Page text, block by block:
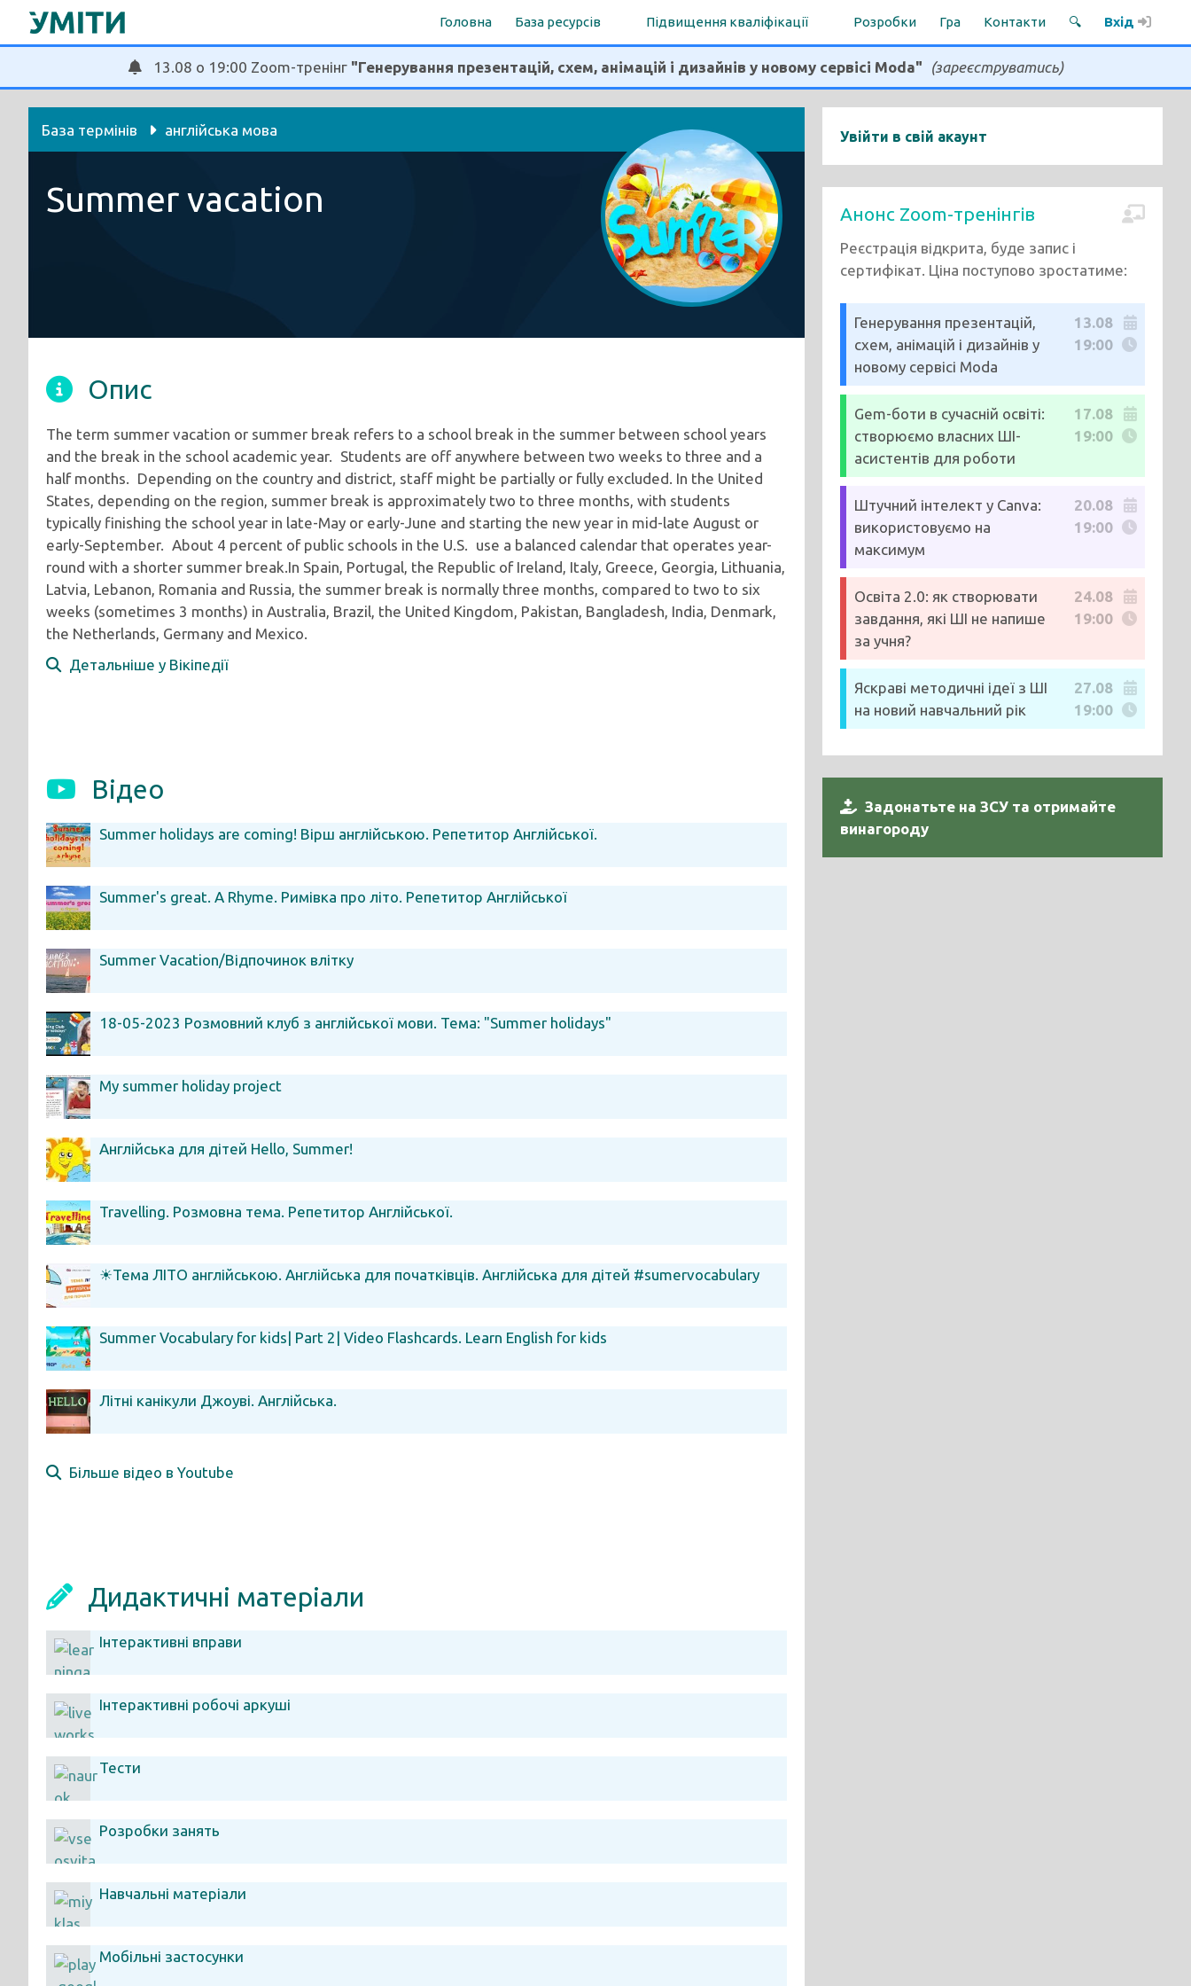
Перейти
Головна База ресурсів Підвищення кваліфікації Розробки Гра Контакти 🔍 Вхід
13.08 о 19:00 Zoom-тренінг "Генерування презентацій, схем, анімацій і дизайнів у новому сервісі Moda" (зареєструватись)
База термінів англійська мова
Summer vacation
Опис
The term summer vacation or summer break refers to a school break in the summer between school years
and the break in the school academic year. Students are off anywhere between two weeks to three and a
half months. Depending on the country and district, staff might be partially or fully excluded. In the United
States, depending on the region, summer break is approximately two to three months, with students
typically finishing the school year in late-May or early-June and starting the new year in mid-late August or
early-September. About 4 percent of public schools in the U.S. use a balanced calendar that operates year-
round with a shorter summer break.In Spain, Portugal, the Republic of Ireland, Italy, Greece, Georgia, Lithuania,
Latvia, Lebanon, Romania and Russia, the summer break is normally three months, compared to two to six
weeks (sometimes 3 months) in Australia, Brazil, the United Kingdom, Pakistan, Bangladesh, India, Denmark,
the Netherlands, Germany and Mexico.
Детальніше у Вікіпедії
Відео
Summer holidays are coming! Вірш англійською. Репетитор Англійської.
Summer's great. A Rhyme. Римівка про літо. Репетитор Англійської
Summer Vacation/Відпочинок влітку
18-05-2023 Розмовний клуб з англійської мови. Тема: "Summer holidays"
My summer holiday project
Англійська для дітей Hello, Summer!
Travelling. Розмовна тема. Репетитор Англійської.
☀Тема ЛІТО англійською. Англійська для початківців. Англійська для дітей #sumervocabulary
Summer Vocabulary for kids| Part 2| Video Flashcards. Learn English for kids
Літні канікули Джоуві. Англійська.
Більше відео в Youtube
Дидактичні матеріали
Інтерактивні вправи
Інтерактивні робочі аркуші
Тести
Розробки занять
Навчальні матеріали
Мобільні застосунки
Увійти в свій акаунт
Анонс Zoom-тренінгів
Реєстрація відкрита, буде запис і
сертифікат. Ціна поступово зростатиме:
Генерування презентацій,
схем, анімацій і дизайнів у
новому сервісі Moda
13.08
19:00
Gem-боти в сучасній освіті:
створюємо власних ШІ-
асистентів для роботи
17.08
19:00
Штучний інтелект у Canva:
використовуємо на
максимум
20.08
19:00
Освіта 2.0: як створювати
завдання, які ШІ не напише
за учня?
24.08
19:00
Яскраві методичні ідеї з ШІ
на новий навчальний рік
27.08
19:00
Задонатьте на ЗСУ та отримайте
винагороду